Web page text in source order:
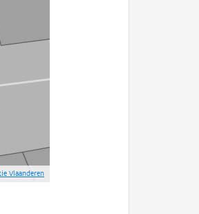
Vlaanderen